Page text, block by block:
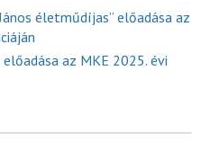
életműdíjas” előadása az
az MKE 2025. évi